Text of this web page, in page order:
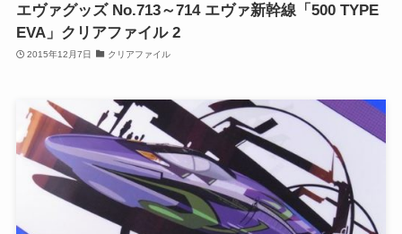
エヴァグッズ No.713～714 エヴァ新幹線「500 TYPE
EVA」クリアファイル 2
2015年12月7日 クリアファイル